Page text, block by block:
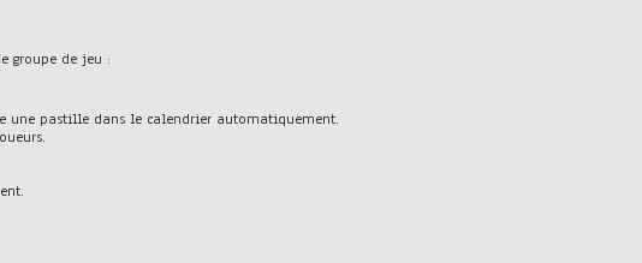
groupe de jeu :
une pastille dans le calendrier automatiquement.